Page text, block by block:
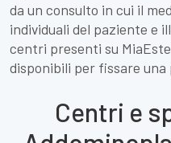
da un consulto in cui il
individuali del paziente e
centri presenti su
disponibili per fissare
Centri e